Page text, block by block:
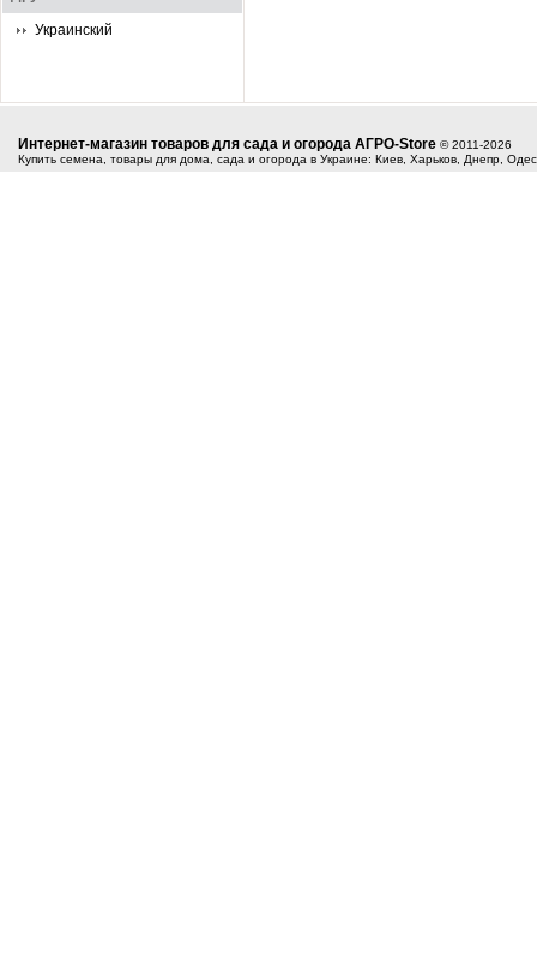
Украинский
Интернет-магазин товаров для сада и огорода АГРО-Store © 2011-2026
Купить семена, товары для дома, сада и огорода в Украине: Киев, Харьков, Днепр,